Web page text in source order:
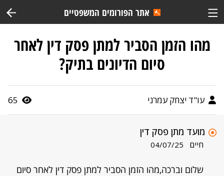
אתר הפורומים המשפטיים
מהו הזמן הסביר למתן פסק דין לאחר
סיום הדיונים בתיק?
עו"ד יצחק עמרני 65
מועד מתן פסק דין
חיים 04/07/25
שלום וברכה,מהו הזמן הסביר למתן פסק דין לאחר סיום